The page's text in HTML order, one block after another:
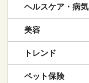
ヘルスケア・病気
美容
トレンド
ペット保険